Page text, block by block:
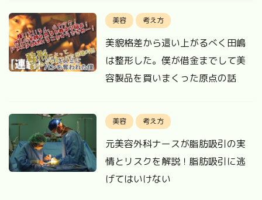
美容 考え方
美貌格差から這い上がるべく田嶋
は整形した。僕が借金までして美
容製品を買いまくった原点の話
美容 考え方
元美容外科ナースが脂肪吸引の実
情とリスクを解説！脂肪吸引に逃
げてはいけない